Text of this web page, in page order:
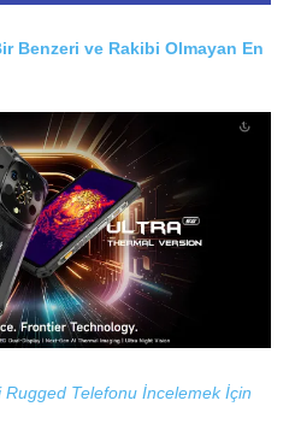
Benzeri ve Rakibi Olmayan En
Telefonu İncelemek İçin